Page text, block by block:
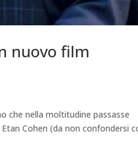
nuovo film
che nella moltitudine passasse
Cohen (da non confondersi